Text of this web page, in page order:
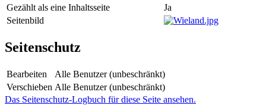
Gezählt als eine Inhaltsseite
Ja
Seitenbild
Seitenschutz
Bearbeiten
Alle Benutzer (unbeschränkt)
Verschieben Alle Benutzer (unbeschränkt)
Das Seitenschutz-Logbuch für diese Seite ansehen.